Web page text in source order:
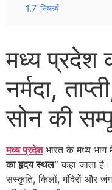
1.7 निष्कर्ष
मध्य प्रदेश
नर्मदा,
सोन की
मध्य प्रदेशभारत के मध्य भाग
का हृदय स्थल” कहा जाता
संस्कृति, किलों, मंदिरों और